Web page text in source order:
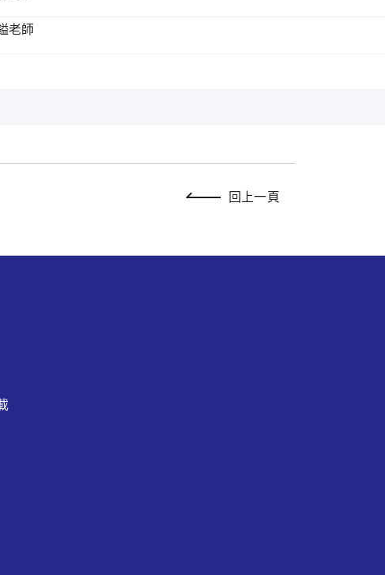
老師
回上一頁